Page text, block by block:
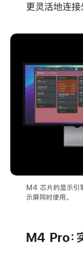
更灵活地连接
M4 芯片的显示引
示屏同时使用。
M4 Pro：